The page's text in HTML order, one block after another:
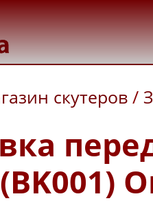
скутеров /
(BK001)